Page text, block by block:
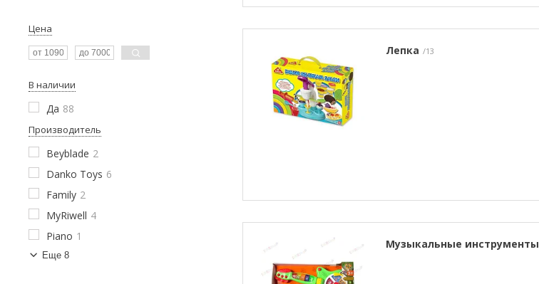
Цена
В наличии
Да 88
Производитель
Beyblade 2
Danko Toys 6
Family 2
MyRiwell 4
Piano 1
Еще 8
Лепка 13
Музыкальные инструменты